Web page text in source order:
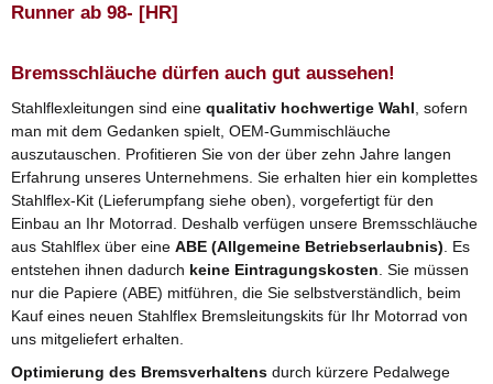
Runner ab 98- [HR]
Bremsschläuche dürfen auch gut aussehen!
Stahlflexleitungen sind eine qualitativ hochwertige Wahl , sofern
man mit dem Gedanken spielt, OEM-Gummischläuche
auszutauschen. Profitieren Sie von der über zehn Jahre langen
Erfahrung unseres Unternehmens. Sie erhalten hier ein komplettes
Stahlflex-Kit (Lieferumpfang siehe oben), vorgefertigt für den
Einbau an Ihr Motorrad. Deshalb verfügen unsere Bremsschläuche
aus Stahlflex über eine ABE (Allgemeine Betriebserlaubnis) . Es
entstehen ihnen dadurch keine Eintragungskosten . Sie müssen
nur die Papiere (ABE) mitführen, die Sie selbstverständlich, beim
Kauf eines neuen Stahlflex Bremsleitungskits für Ihr Motorrad von
uns mitgeliefert erhalten.
Optimierung des Bremsverhaltens durch kürzere Pedalwege